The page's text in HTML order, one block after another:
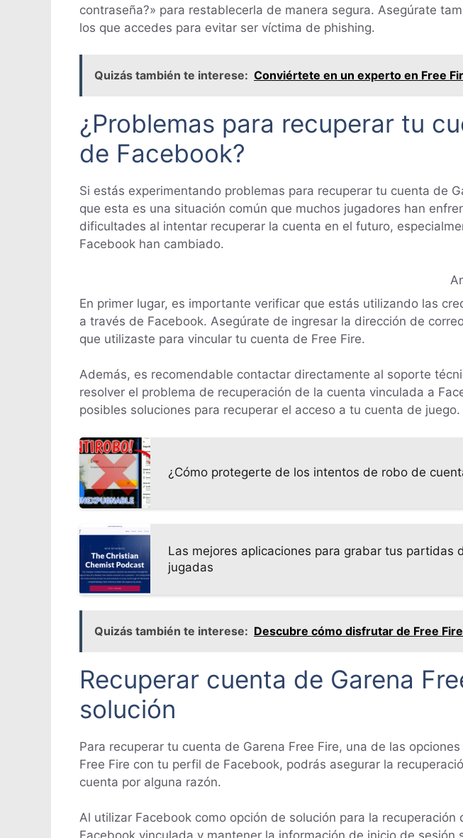
contraseña?» para restablecerla de manera segura. Asegúrate
los que accedes para evitar ser víctima de phishing.
Quizás también te interese: Conviértete en un experto en Free
¿Problemas para recuperar tu
de Facebook?
Si estás experimentando problemas para recuperar tu cuenta de
que esta es una situación común que muchos jugadores han
dificultades al intentar recuperar la cuenta en el futuro,
Facebook han cambiado.
En primer lugar, es importante verificar que estás utilizando las
a través de Facebook. Asegúrate de ingresar la dirección de
que utilizaste para vincular tu cuenta de Free Fire.
Además, es recomendable contactar directamente al soporte
resolver el problema de recuperación de la cuenta vinculada a
posibles soluciones para recuperar el acceso a tu cuenta de juego.
¿Cómo protegerte de los intentos de robo de
Las mejores aplicaciones para grabar tus partidas
jugadas
Quizás también te interese: Descubre cómo disfrutar de Free
Recuperar cuenta de Garena
solución
Para recuperar tu cuenta de Garena Free Fire, una de las
Free Fire con tu perfil de Facebook, podrás asegurar la
cuenta por alguna razón.
Al utilizar Facebook como opción de solución para la